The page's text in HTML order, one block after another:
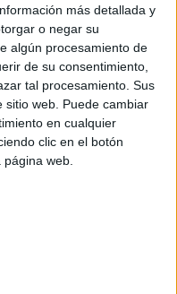
más detallada y
o negar su
algún procesamiento de
de su consentimiento,
tal procesamiento. Sus
sitio web. Puede cambiar
en cualquier
clic en el botón
web.
tras cruzar en
a Ceuta
comprar una
en Ceuta?